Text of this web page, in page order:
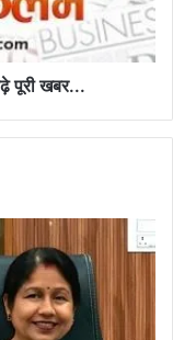
पूरी खबर...